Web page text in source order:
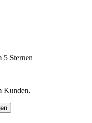
5 Sternen
Kunden.